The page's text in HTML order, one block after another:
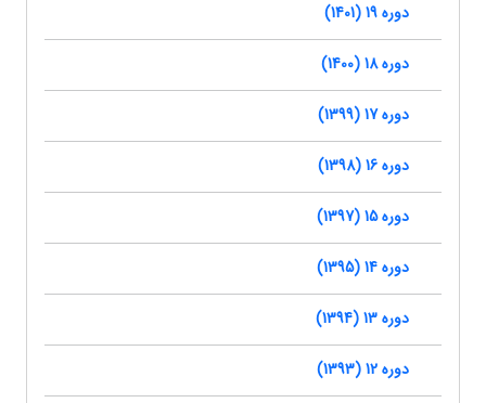
دوره 19 (1401)
دوره 18 (1400)
دوره 17 (1399)
دوره 16 (1398)
دوره 15 (1397)
دوره 14 (1395)
دوره 13 (1394)
دوره 12 (1393)